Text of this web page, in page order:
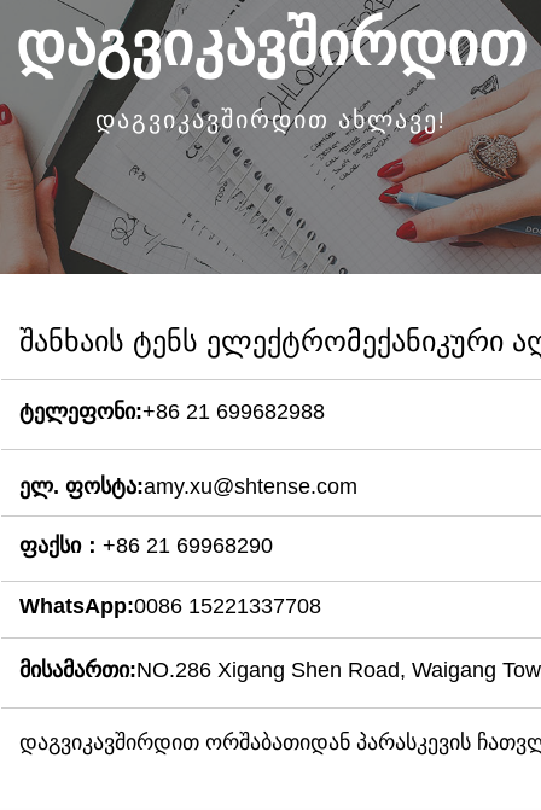
დაგვიკავშირდით
დაგვიკავშირდით ახლავე!
შანხაის ტენს ელექტრომექანიკური
ტელეფონი:+86 21 699682988
ელ. ფოსტა:amy.xu@shtense.com
ფაქსი：+86 21 69968290
WhatsApp:0086 15221337708
მისამართი:NO.286 Xigang Shen Road, Waigang
დაგვიკავშირდით ორშაბათიდან პარასკევის